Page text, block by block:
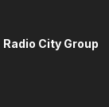
Radio City Group